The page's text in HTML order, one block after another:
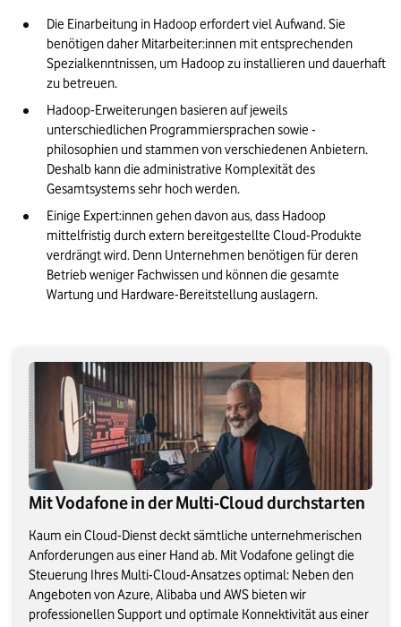
Die Einarbeitung in Hadoop erfordert viel Aufwand. Sie
benötigen daher Mitarbeiter:innen mit entsprechenden
Spezialkenntnissen, um Hadoop zu installieren und dauerhaft
zu betreuen.
Hadoop-Erweiterungen basieren auf jeweils
unterschiedlichen Programmiersprachen sowie -
philosophien und stammen von verschiedenen Anbietern.
Deshalb kann die administrative Komplexität des
Gesamtsystems sehr hoch werden.
Einige Expert:innen gehen davon aus, dass Hadoop
mittelfristig durch extern bereitgestellte Cloud-Produkte
verdrängt wird. Denn Unternehmen benötigen für deren
Betrieb weniger Fachwissen und können die gesamte
Wartung und Hardware-Bereitstellung auslagern.
Mit Vodafone in der Multi-Cloud durchstarten
Kaum ein Cloud-Dienst deckt sämtliche unternehmerischen
Anforderungen aus einer Hand ab. Mit Vodafone gelingt die
Steuerung Ihres Multi-Cloud-Ansatzes optimal: Neben den
Angeboten von Azure, Alibaba und AWS bieten wir
professionellen Support und optimale Konnektivität aus einer